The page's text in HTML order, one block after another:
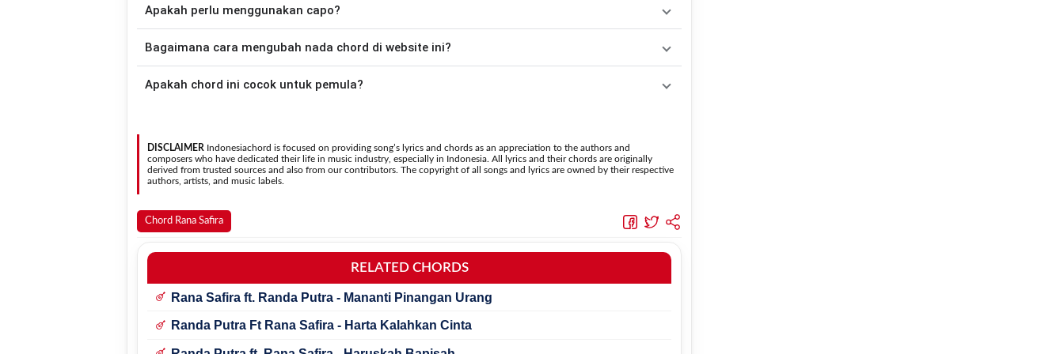
Down - Down - Up - Up - Down - Up
Taseso
Luko Hati.
Apakah perlu menggunakan capo?
asli penyanyi, kamu dapat menggunakan fiturTranspose atau menambahkan capo sesuai kebutuhan.
Bagaimana cara mengubah nada chord di website ini?
nada. Seluruh chord akan berubah secara otomatis tanpa mengubah lirik sehingga kamu dapat
Apakah chord ini cocok untuk pemula?
DISCLAIMER Indonesiachord is focused on providing song’s lyrics and chords as an appreciation to the authors and
composers who have dedicated their life in music industry, especially in Indonesia. All lyrics and their chords are originally
derived from trusted sources and also from our contributors. The copyright of all songs and lyrics are owned by their respective
authors, artists, and music labels.
Chord Rana Safira
RELATED CHORDS
Rana Safira ft. Randa Putra - Mananti Pinangan Urang
Randa Putra Ft Rana Safira - Harta Kalahkan Cinta